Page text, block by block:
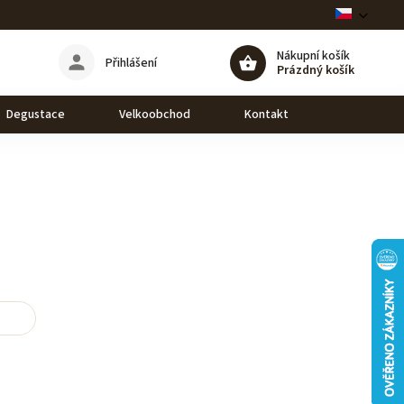
Nákupní košík
Prázdný košík
Přihlášení
Degustace Velkoobchod Kontakt